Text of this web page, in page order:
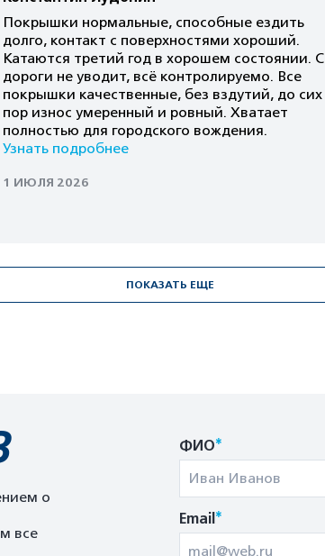
Покрышки нормальные, способные ездить
долго, контакт с поверхностями хороший.
Катаются третий год в хорошем состоянии. С
дороги не уводит, всё контролируемо. Все
покрышки качественные, без вздутий, до сих
пор износ умеренный и ровный. Хватает
полностью для городского вождения.
Узнать подробнее
1 ИЮЛЯ 2026
ПОКАЗАТЬ ЕЩЕ
о
все
ФИО*
Email*